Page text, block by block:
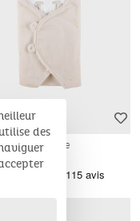
promenade
€
des